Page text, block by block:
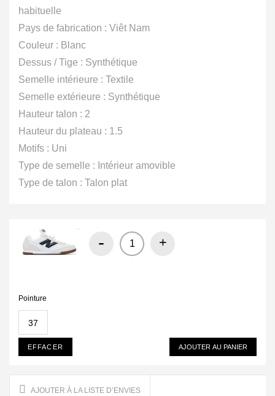
habituelle
Pays de fabrication : Viêt Nam
Couleur : Blanc
Dessus / Tige : Synthétique
Semelle intérieure : Textile
Semelle extérieure : Synthétique
Hauteur talon : 2
Hauteur du plateau : 1.5
Motifs : Uni
Type de semelle : Intérieur amovible
Type de talon : Talon plat
- +
Pointure
37
EFFACER AJOUTER AU PANIER
AJOUTER À LA LISTE D’ENVIES